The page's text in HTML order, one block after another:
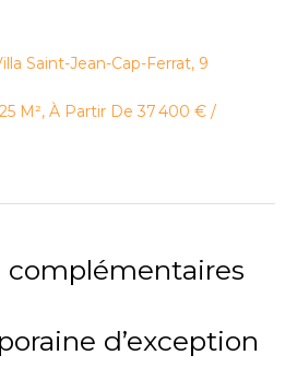
Saint-Jean-Cap-Ferrat, 9
M², À Partir De 37 400 € /
complémentaires
d’exception